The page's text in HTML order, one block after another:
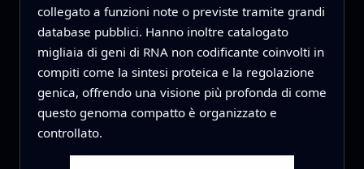
collegato a funzioni note o previste tramite grandi
database pubblici. Hanno inoltre catalogato
migliaia di geni di RNA non codificante coinvolti in
compiti come la sintesi proteica e la regolazione
genica, offrendo una visione più profonda di come
questo genoma compatto è organizzato e
controllato.